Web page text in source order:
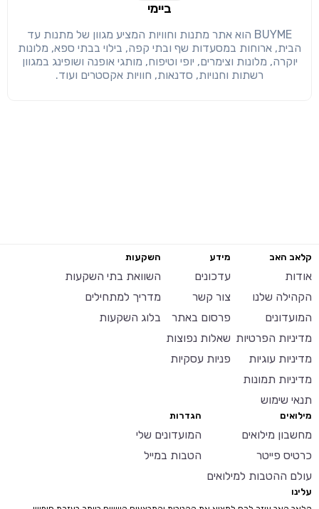
ביימי
BUYME הוא אתר מתנות וחוויות המציע מגוון של מתנות עד
הבית, ארוחות במסעדות שף ובתי קפה, בילוי בבתי ספא, מלונות
יוקרה, מלונות וצימרים, יופי וטיפוח, מותגי אופנה ושופינג במגוון
רשתות וחנויות, סדנאות, חוויות אקסטרים ועוד.
קלאב האב
אודות
הקהילה שלנו
המועדונים
מדיניות הפרטיות
מדיניות עוגיות
מדיניות תמונות
תנאי שימוש
מידע
עדכונים
צור קשר
פרסום באתר
שאלות נפוצות
פניות עסקיות
השקעות
השוואת בתי השקעות
מדריך למתחילים
בלוג השקעות
מילואים
מחשבון מילואים
כרטיס פייטר
עולם ההטבות למילואים
הגדרות
המועדונים שלי
הטבות במייל
עלינו